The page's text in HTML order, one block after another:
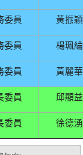
委員 黃振穎
委員 楊珮綸
委員 黃麗華
委員 邱顯益
委員 徐德湧